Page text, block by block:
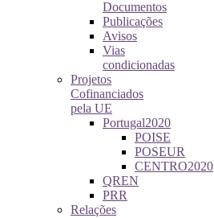
Documentos
Publicações
Avisos
Vias
condicionadas
Projetos
Cofinanciados
pela UE
Portugal2020
POISE
POSEUR
CENTRO2020
QREN
PRR
Relações